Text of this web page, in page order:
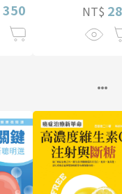
350 NT$